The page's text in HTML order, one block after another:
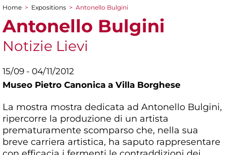
You are here
Home > Expositions > Antonello Bulgini
Antonello Bulgini
Notizie Lievi
15/09 - 04/11/2012
Museo Pietro Canonica a Villa Borghese
La mostra mostra dedicata ad Antonello Bulgini,
ripercorre la produzione di un artista
prematuramente scomparso che, nella sua
breve carriera artistica, ha saputo rappresentare